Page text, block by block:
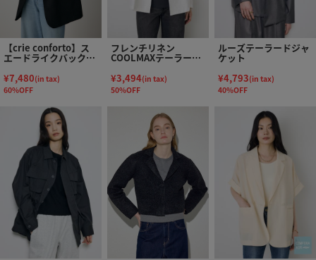
【crie conforto】ス
エードライクバックポ
ケットジャケット
¥7,480(in tax)
60%OFF
フレンチリネン
COOLMAXテーラード
¥3,494(in tax)
50%OFF
ルーズテーラードジャ
ケット
¥4,793(in tax)
40%OFF